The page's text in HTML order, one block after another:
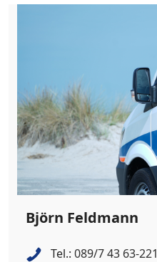
Björn Feldmann
Tel.: 089/7 43 63-221